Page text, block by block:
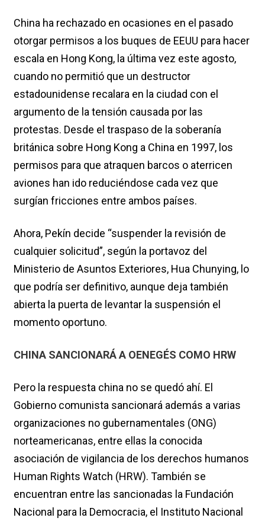
China ha rechazado en ocasiones en el pasado
otorgar permisos a los buques de EEUU para hacer
escala en Hong Kong, la última vez este agosto,
cuando no permitió que un destructor
estadounidense recalara en la ciudad con el
argumento de la tensión causada por las
protestas. Desde el traspaso de la soberanía
británica sobre Hong Kong a China en 1997, los
permisos para que atraquen barcos o aterricen
aviones han ido reduciéndose cada vez que
surgían fricciones entre ambos países.
Ahora, Pekín decide “suspender la revisión de
cualquier solicitud”, según la portavoz del
Ministerio de Asuntos Exteriores, Hua Chunying, lo
que podría ser definitivo, aunque deja también
abierta la puerta de levantar la suspensión el
momento oportuno.
CHINA SANCIONARÁ A OENEGÉS COMO HRW
Pero la respuesta china no se quedó ahí. El
Gobierno comunista sancionará además a varias
organizaciones no gubernamentales (ONG)
norteamericanas, entre ellas la conocida
asociación de vigilancia de los derechos humanos
Human Rights Watch (HRW). También se
encuentran entre las sancionadas la Fundación
Nacional para la Democracia, el Instituto Nacional